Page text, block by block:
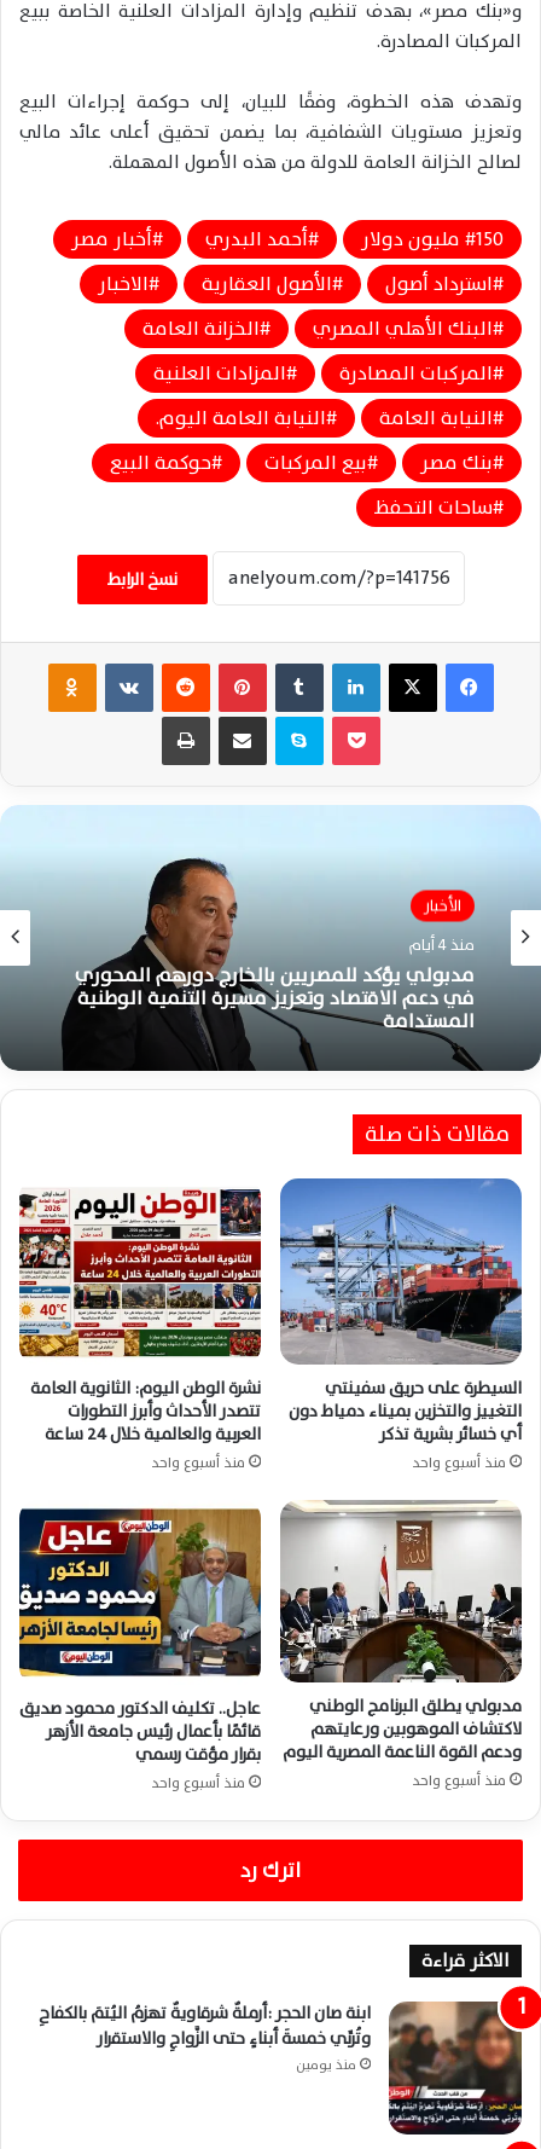
و«بنك مصر»، بهدف تنظيم وإدارة المزادات العلنية الخاصة ببيع
المركبات المصادرة.
وتهدف هذه الخطوة، وفقًا للبيان، إلى حوكمة إجراءات البيع
وتعزيز مستويات الشفافية، بما يضمن تحقيق أعلى عائد مالي
لصالح الخزانة العامة للدولة من هذه الأصول المهملة.
150 مليون دولار أحمد البدري
أخبار مصر
استرداد أصول
الأصول العقارية
الاخبار
البنك الأهلي المصري
الخزانة العامة
المركبات المصادرة
المزادات العلنية
النيابة العامة
النيابة العامة اليوم.
بنك مصر
بيع المركبات
حوكمة البيع
ساحات التحفظ
نسخ الرابط
فيسبوك ‫X لينكدإن بينتيريست ‏VKontakte
سكايب مشاركة عبر البريد طباعة
الأخبار
منذ 4 أيام
مدبولي يؤكد للمصريين بالخارج دورهم المحوري
في دعم الاقتصاد وتعزيز مسيرة التنمية الوطنية
المستدامة
مقالات ذات صلة
السيطرة على حريق سفينتي
التغييز والتخزين بميناء دمياط دون
أي خسائر بشرية تذكر
منذ أسبوع واحد
نشرة الوطن اليوم: الثانوية العامة
تتصدر الأحداث وأبرز التطورات
العربية والعالمية خلال 24 ساعة
منذ أسبوع واحد
مدبولي يطلق البرنامج الوطني
لاكتشاف الموهوبين ورعايتهم
ودعم القوة الناعمة المصرية اليوم
منذ أسبوع واحد
عاجل.. تكليف الدكتور محمود صديق
قائمًا بأعمال رئيس جامعة الأزهر
بقرار مؤقت رسمي
منذ أسبوع واحد
اترك رد
الاكثر قراءة
ابنة صان الحجر :أرملةٌ شرقاويةٌ تهزمُ اليُتمَ بالكفاحِ
وتُربِّي خمسةَ أبناءٍ حتى الزَّواجِ والاستقرار
منذ يومين